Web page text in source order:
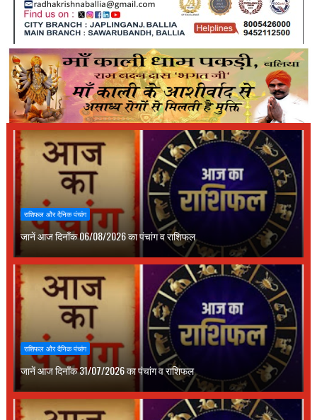
राशिफल और दैनिक पंचांग
जानें आज दिनाँक 06/08/2026 का पंचांग व राशिफल
राशिफल और दैनिक पंचांग
जानें आज दिनाँक 31/07/2026 का पंचांग व राशिफल